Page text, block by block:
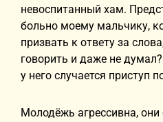
невоспитанный хам.
больно моему мальчику,
призвать к ответу за
говорить и даже не
у него случается приступ
Молодёжь агрессивна, они